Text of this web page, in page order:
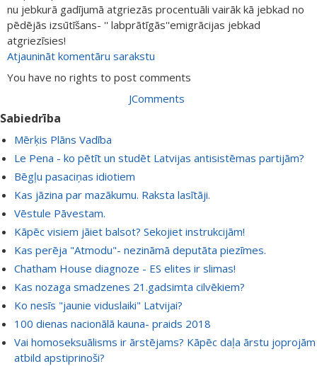
nu jebkurā gadījumā atgriezās procentuāli vairāk kā jebkad no
pēdējās izsūtīšans- '' labprātīgās''emigrācijas jebkad
atgriezīsies!
Atjaunināt komentāru sarakstu
You have no rights to post comments
JComments
Sabiedrība
Mērķis Plāns Vadība
Le Pena - ko pētīt un studēt Latvijas antisistēmas partijām?
Bēgļu pasaciņas idiotiem
Kas jāzina par mazākumu. Raksta lasītāji.
Vēstule Pāvestam.
Kāpēc visiem jāiet balsot? Sekojiet instrukcijām!
Kas perēja "Atmodu"- nezināmā deputāta piezīmes.
Chatham House diagnoze - ES elites ir slimas!
Kas nozaga smadzenes 21.gadsimta cilvēkiem?
Ko nesīs "jaunie viduslaiki" Latvijai?
100 dienas nacionālā kauna- praids 2018
Vai homoseksuālisms ir ārstējams? Kāpēc daļa ārstu joprojām
atbild apstiprinoši?